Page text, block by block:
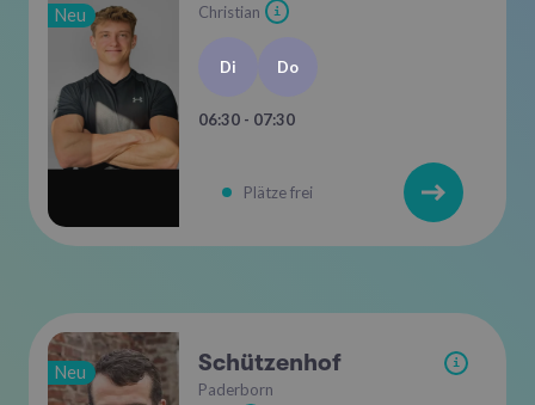
Neu
Christian
i
Di Do
06:30 - 07:30
Plätze frei
Neu Schützenhof i
Paderborn